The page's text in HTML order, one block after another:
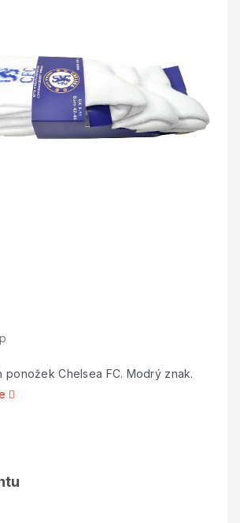
ponožek Chelsea FC. Modrý znak.